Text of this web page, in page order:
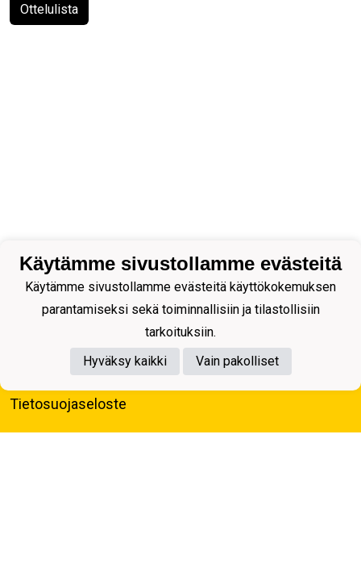
Ottelulista
Tietosuojaseloste
Käytämme sivustollamme evästeitä
Käytämme sivustollamme evästeitä käyttökokemuksen
parantamiseksi sekä toiminnallisiin ja tilastollisiin
tarkoituksiin.
Hyväksy kaikki
Vain pakolliset